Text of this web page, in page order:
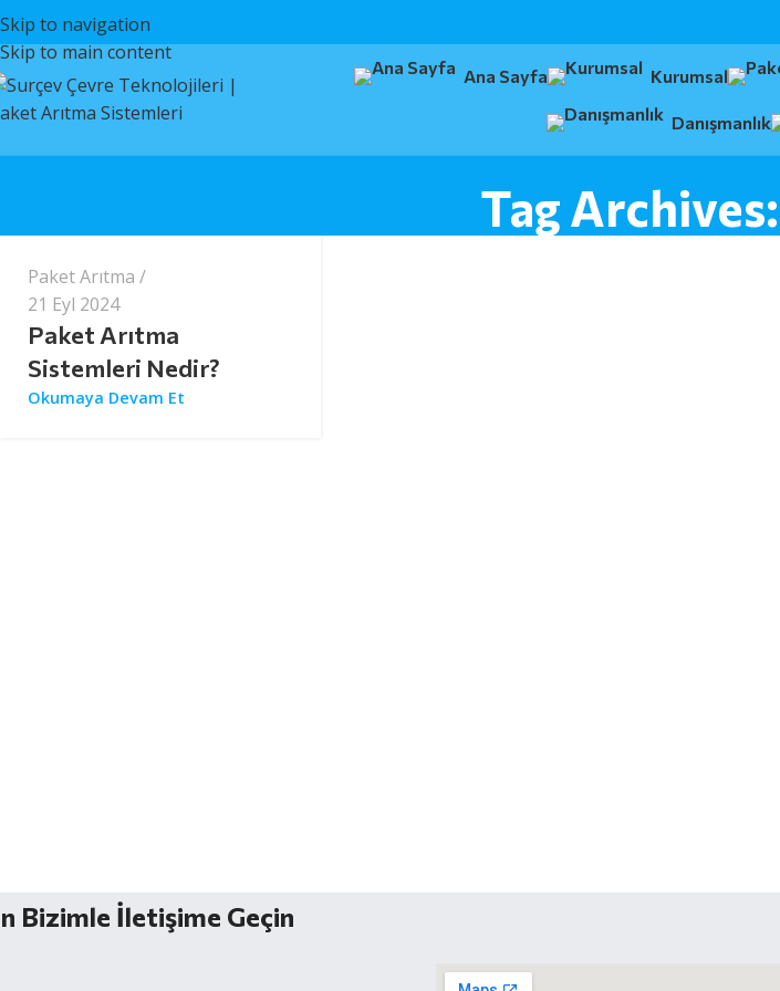
Skip to navigation
Skip to main content
Ana Sayfa Kurumsal
Danışmanlık
Tag
Paket Arıtma
21 Eyl 2024
Paket Arıtma
Sistemleri Nedir?
Okumaya Devam Et
Bizimle İletişime Geçin